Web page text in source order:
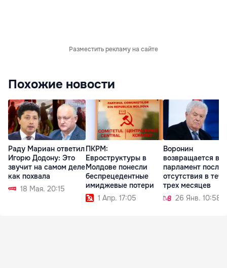
Разместить рекламу на сайте
Похожие новости
Раду Мариан ответил
Игорю Додону: Это
звучит на самом деле
как похвала
18 Мая. 20:15
ПКРМ:
Евроструктуры в
Молдове понесли
беспрецедентные
имиджевые потери
1 Апр. 17:05
Воронин
возвращается в
парламент после
отсутствия в
трех месяцев
26 Янв. 10:58